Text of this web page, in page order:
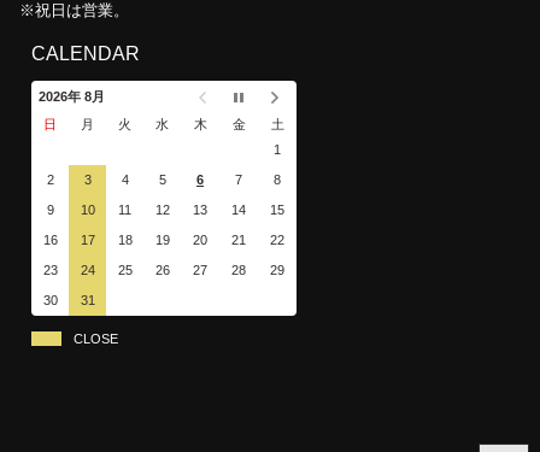
※祝日は営業。
CALENDAR
2026年 8月
日
月 火 水 木 金
土
1
2 3 4 5 6 7 8
9 10 11 12 13 14 15
16 17 18 19 20 21 22
23 24 25 26 27 28 29
30 31
CLOSE